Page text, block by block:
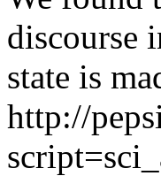
discourse
state is
http://